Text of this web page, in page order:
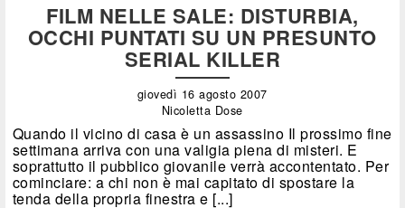
FILM NELLE SALE: DISTURBIA,
OCCHI PUNTATI SU UN PRESUNTO
SERIAL KILLER
giovedì 16 agosto 2007
Nicoletta Dose
Quando il vicino di casa è un assassino Il prossimo fine
settimana arriva con una valigia piena di misteri. E
soprattutto il pubblico giovanile verrà accontentato. Per
cominciare: a chi non è mai capitato di spostare la
tenda della propria finestra e [...]